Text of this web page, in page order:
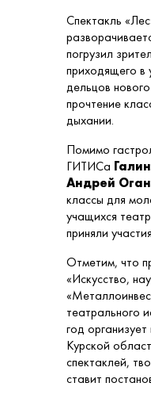
Спектакль
погрузил
приходящего в
дельцов
прочтение
дыхании.
Помимо
ГИТИСа
Андрей
классы для
учащихся
приняли
Отметим, что
«Искусство,
театрального
год
Курской
спектаклей,
ставит